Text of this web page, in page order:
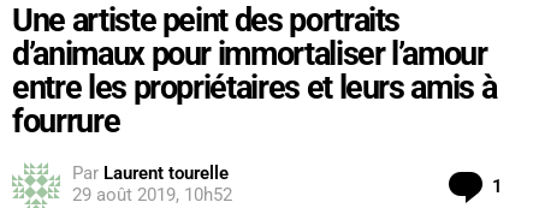
Une artiste peint des portraits
d’animaux pour immortaliser l’amour
entre les propriétaires et leurs amis à
fourrure
Par Laurent tourelle
29 août 2019, 10h52
1